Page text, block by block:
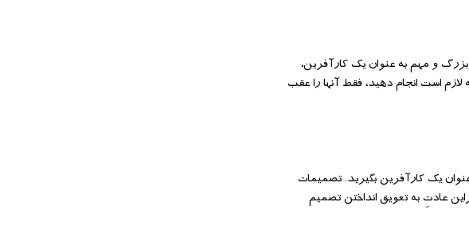
و مهم به عنوان یک کارآفرین،
است انجام دهید، فقط آنها را عقب
یک کارآفرین بگیرید. تصمیمات
عادتِ به تعویق انداختن تصمیم